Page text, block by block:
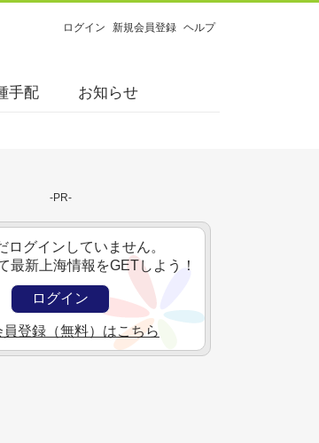
ログイン 新規会員登録 ヘルプ
手配 お知らせ
-PR-
ログインしていません。
最新上海情報をGETしよう！
ログイン
員登録（無料）はこちら